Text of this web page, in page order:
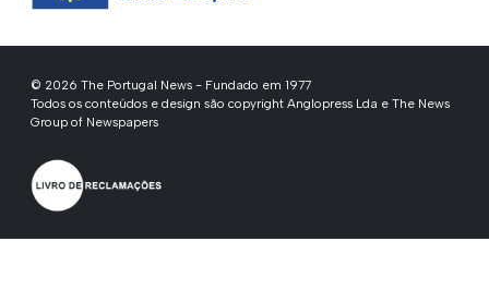
© 2026 The Portugal News - Fundado em 1977
Todos os conteúdos e design são copyright Anglopress Lda e The News
Group of Newspapers